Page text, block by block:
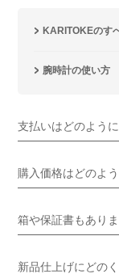
KARITOKEのす
腕時計の使い方
支払いはどのよう
購入価格はどのよ
箱や保証書もあり
新品仕上げにどの